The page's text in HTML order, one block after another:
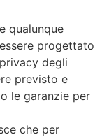
qualunque
progettato
degli
previsto e
le garanzie per
che per